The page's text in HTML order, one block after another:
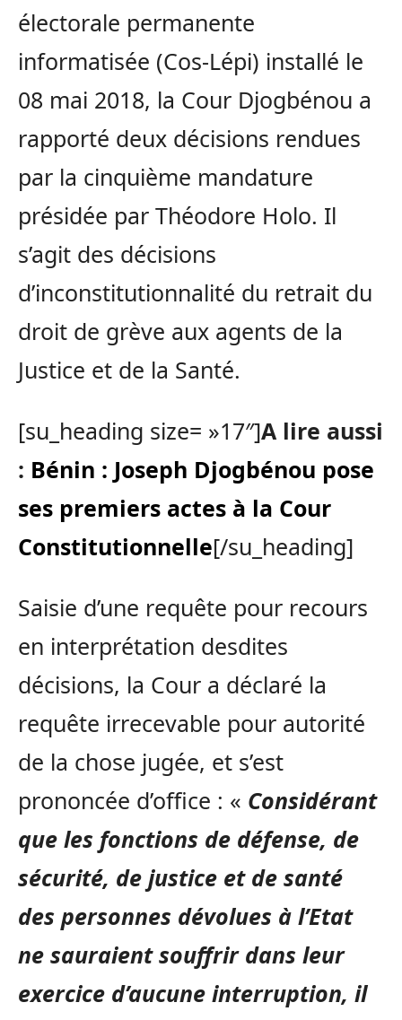
électorale permanente
informatisée (Cos-Lépi) installé le
08 mai 2018, la Cour Djogbénou a
rapporté deux décisions rendues
par la cinquième mandature
présidée par Théodore Holo. Il
s’agit des décisions
d’inconstitutionnalité du retrait du
droit de grève aux agents de la
Justice et de la Santé.
[su_heading size= »17″]A lire aussi
: Bénin : Joseph Djogbénou pose
ses premiers actes à la Cour
Constitutionnelle[/su_heading]
Saisie d’une requête pour recours
en interprétation desdites
décisions, la Cour a déclaré la
requête irrecevable pour autorité
de la chose jugée, et s’est
prononcée d’office : « Considérant
que les fonctions de défense, de
sécurité, de justice et de santé
des personnes dévolues à l’Etat
ne sauraient souffrir dans leur
exercice d’aucune interruption, il